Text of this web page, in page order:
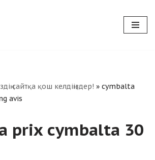
сайтқа қош келдіңіздер! » cymbalta
avis
prix cymbalta 30